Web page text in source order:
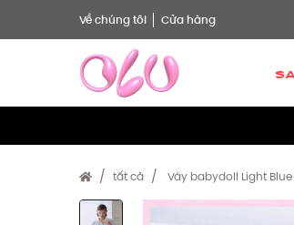
Về chúng tôi Cửa hàng
tất cả Váy babydoll Light